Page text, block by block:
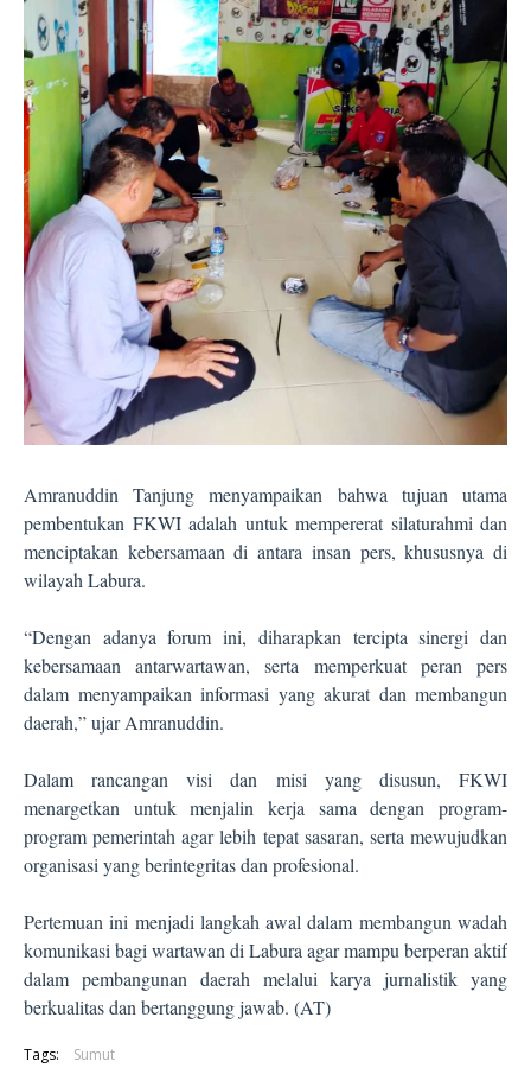
Amranuddin Tanjung menyampaikan bahwa tujuan utama
pembentukan FKWI adalah untuk mempererat silaturahmi dan
menciptakan kebersamaan di antara insan pers, khususnya di
wilayah Labura.
“Dengan adanya forum ini, diharapkan tercipta sinergi dan
kebersamaan antarwartawan, serta memperkuat peran pers
dalam menyampaikan informasi yang akurat dan membangun
daerah,” ujar Amranuddin.
Dalam rancangan visi dan misi yang disusun, FKWI
menargetkan untuk menjalin kerja sama dengan program-
program pemerintah agar lebih tepat sasaran, serta mewujudkan
organisasi yang berintegritas dan profesional.
Pertemuan ini menjadi langkah awal dalam membangun wadah
komunikasi bagi wartawan di Labura agar mampu berperan aktif
dalam pembangunan daerah melalui karya jurnalistik yang
berkualitas dan bertanggung jawab. (AT)
Tags: Sumut